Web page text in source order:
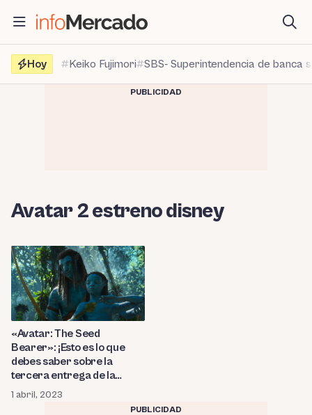
contenido
Hoy
Keiko Fujimori SBS- Superintendencia de banca
PUBLICIDAD
Avatar 2 estreno disney
«Avatar: The Seed
Bearer»: ¡Esto es lo que
debes saber sobre la
tercera entrega de la
exitosa franquicia de
James Cameron! ¿Cuándo
1 abril, 2023
PUBLICIDAD